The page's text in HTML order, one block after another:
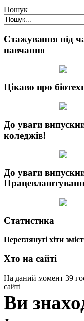
Пошук
Стажування під
навчання
Цікаво про
До уваги
коледжів!
До уваги
Статистика
Переглянуті хіти
Хто на сайті
На даний момент 39
сайті
Ви